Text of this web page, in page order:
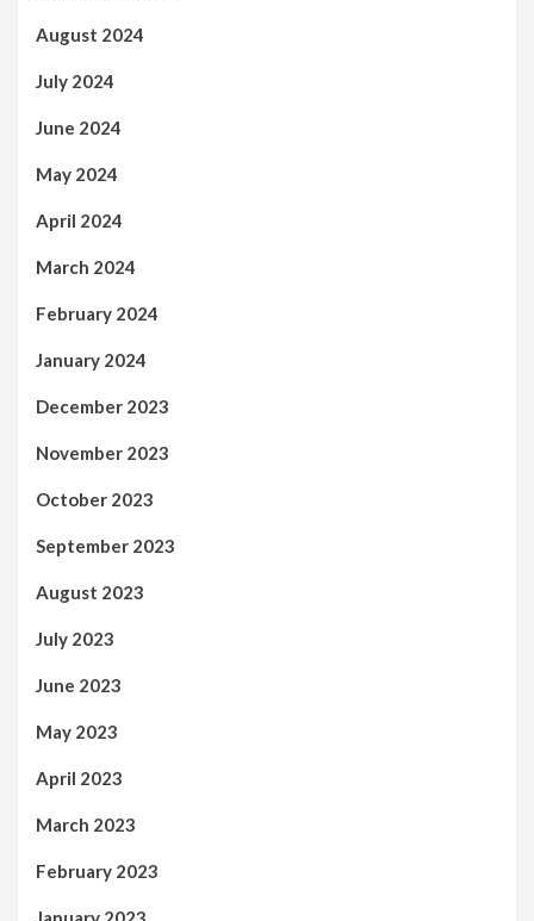
August 2024
July 2024
June 2024
May 2024
April 2024
March 2024
February 2024
January 2024
December 2023
November 2023
October 2023
September 2023
August 2023
July 2023
June 2023
May 2023
April 2023
March 2023
February 2023